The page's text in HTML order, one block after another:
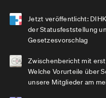
Jetzt veröffentlicht:
der Statusfeststellung
Gesetzesvorschlag
Zwischenbericht mit
Welche Vorurteile über
unsere Mitglieder am